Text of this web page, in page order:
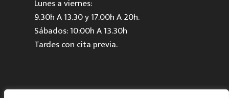
Lunes a viernes:
9.30h A 13.30 y 17.00h A 20h.
Sábados: 10:00h A 13.30h
Tardes con cita previa.